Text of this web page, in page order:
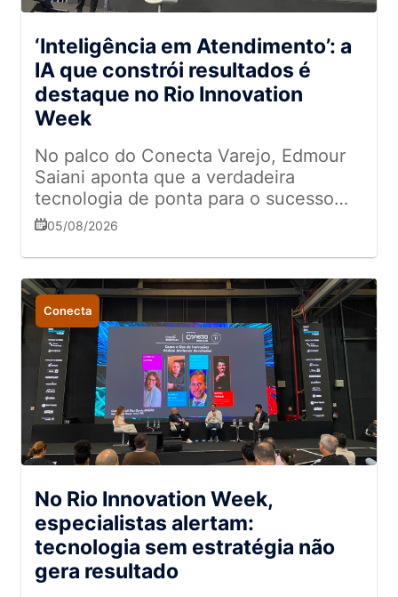
‘Inteligência em Atendimento’: a
IA que constrói resultados é
destaque no Rio Innovation
Week
No palco do Conecta Varejo, Edmour
Saiani aponta que a verdadeira
tecnologia de ponta para o sucesso
das marcas está na conexão humana,
05/08/2026
Conecta
No Rio Innovation Week,
especialistas alertam:
tecnologia sem estratégia não
gera resultado